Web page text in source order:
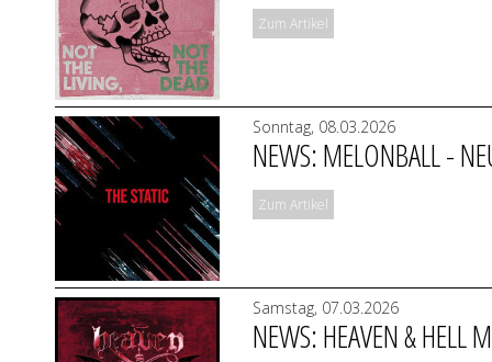
Zum Artikel
Sonntag, 08.03.2026
NEWS: MELONBALL -
Zum Artikel
Samstag, 07.03.2026
NEWS: HEAVEN & HELL